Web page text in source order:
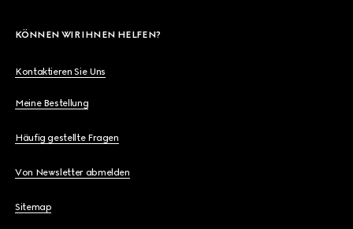
KÖNNEN WIR IHNEN HELFEN?
Kontaktieren Sie Uns
Meine Bestellung
Häufig gestellte Fragen
Von Newsletter abmelden
Sitemap